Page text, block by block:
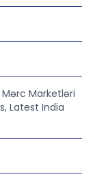
Mərc Marketləri
Latest India